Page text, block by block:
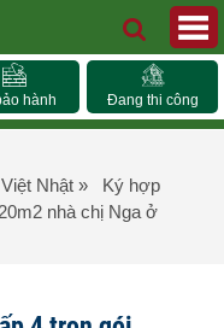
hành Đang thi công
Nhật » Ký hợp
nhà chị Nga ở